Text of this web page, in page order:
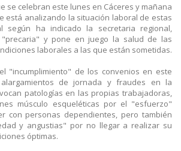
se celebran este lunes en Cáceres y mañana
está analizando la situación laboral de estas
según ha indicado la secretaria regional,
"precaria" y pone en juego la salud de las
laborales a las que están sometidas.
"incumplimiento" de los convenios en este
de jornada y fraudes en la
patologías en las propias trabajadoras,
músculo esqueléticas por el "esfuerzo"
con personas dependientes, pero también
y angustias" por no llegar a realizar su
óptimas.